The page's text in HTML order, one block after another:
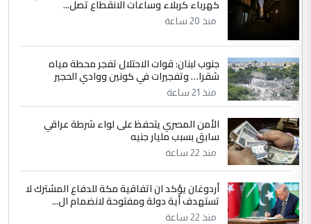
كهرباء كربلاء وساعات الانقطاع تصل...
منذ 20 ساعة
جنوب لبنان: قوات الاحتلال تفجر محطة مياه
شقرا… وتفجيرات في كونين ووادي الحجير
منذ 21 ساعة
الأمن المصري يتحفظ على لواء شرطة عراقي
سابق بسبب مليار جنيه
منذ 22 ساعة
أردوغان يؤكد ان اتفاقية مكة للدفاع المشترك لا
تستهدف أية دولة ومفتوحة لانضمام ال...
منذ 22 ساعة